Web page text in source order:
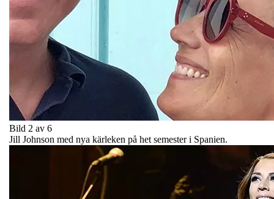
Bild 2 av 6
Jill Johnson med nya kärleken på het semester i Spanien.